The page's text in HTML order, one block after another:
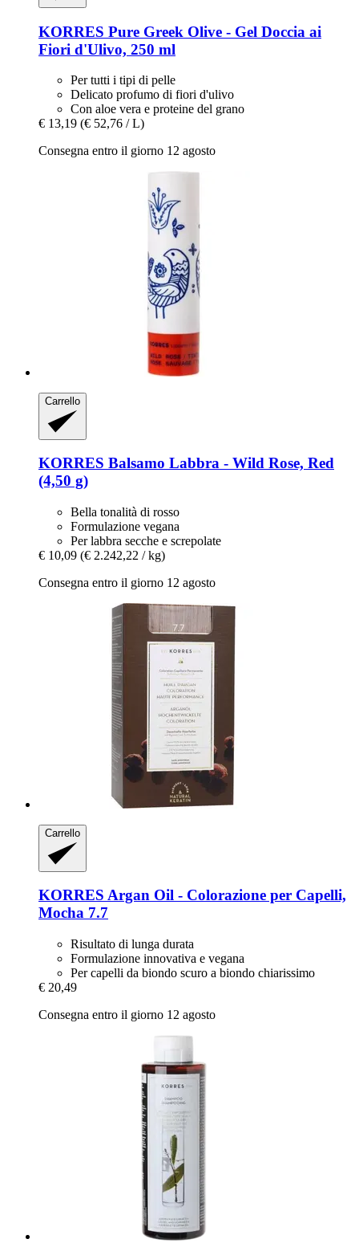
KORRES Pure Greek Olive -​ Gel Doccia ai
Fiori d'Ulivo, 250 ml
Per tutti i tipi di pelle
Delicato profumo di fiori d'ulivo
Con aloe vera e proteine del grano
€ 13,19 (€ 52,76 / L)
Consegna entro il giorno 12 agosto
Carrello
KORRES Balsamo Labbra -​ Wild Rose, Red
(4,50 g)
Bella tonalità di rosso
Formulazione vegana
Per labbra secche e screpolate
€ 10,09 (€ 2.242,22 / kg)
Consegna entro il giorno 12 agosto
Carrello
KORRES Argan Oil -​ Colorazione per Capelli,
Mocha 7.7
Risultato di lunga durata
Formulazione innovativa e vegana
Per capelli da biondo scuro a biondo chiarissimo
€ 20,49
Consegna entro il giorno 12 agosto